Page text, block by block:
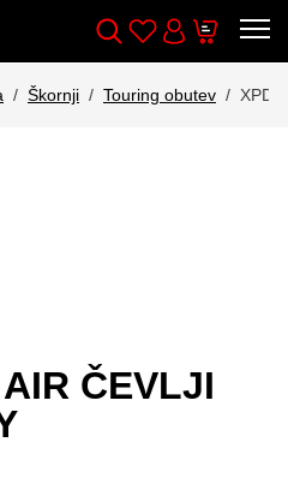
Wishlist
Account
Cart
Škornji Touring obutev XPD
ČEVLJI